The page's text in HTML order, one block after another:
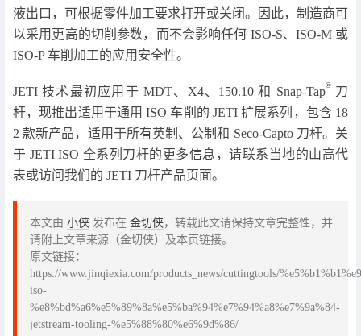
液出口，可根据零件加工要求打开或关闭。因此，制造商可
以采用更高的切削参数，而不会影响任何 ISO-S、ISO-M 或
ISO-P 车削加工的应用安全性。
JETI 技术最初应用于 MDT、X4、150.10 和 Snap-Tap®
刀
杆，现推出适用于通用 ISO 车削的 JETI 扩展系列，包含 18
2 款新产品，适用于所有英制、公制和 Seco-Capto 刀杆。关
于 JETI ISO 全系列刀杆的更多信息，请联系当地的山高代
表或访问我们的 JETI 刀杆产品页面。
本文由 小侠 发布在 金切侠，转载此文请保持文章完整性，并
请附上文章来源（金切侠）及本页链接。
原文链接：
https://www.jinqiexia.com/products_news/cuttingtools/
iso-
%e8%bd%a6%e5%89%8a%e5%ba%94%e7%94%a8%e7%9a%84-
jetstream-tooling-%e5%88%80%e6%9d%86/